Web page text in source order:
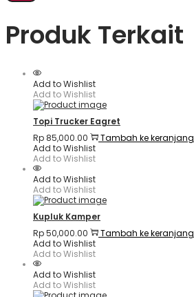
Produk Terkait
Add to Wishlist
Add to Wishlist
Topi Trucker Eagret
Rp 85,000.00
Tambah ke keranjang
Add to Wishlist
Add to Wishlist
Add to Wishlist
Add to Wishlist
Kupluk Kamper
Rp50,000.00
Tambah ke keranjang
Add to Wishlist
Add to Wishlist
Add to Wishlist
Add to Wishlist